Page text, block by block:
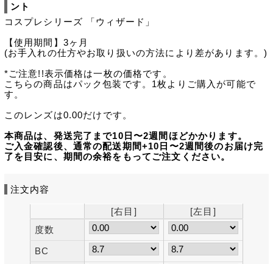
ント
コスプレシリーズ 「ウィザード」
【使用期間】3ヶ月
(お手入れの仕方やお取り扱いの方法により差があります。)
*ご注意!!表示価格は一枚の価格です。
こちらの商品はパック包装です。1枚よりご購入が可能で
す。
このレンズは0.00だけです。
本商品は、発送完了まで10日〜2週間ほどかかります。
ご入金確認後、通常の配送期間+10日〜2週間後のお届け完
了を目安に、期間の余裕をもってご注文ください。
注文内容
[右目]
[左目]
度数
BC